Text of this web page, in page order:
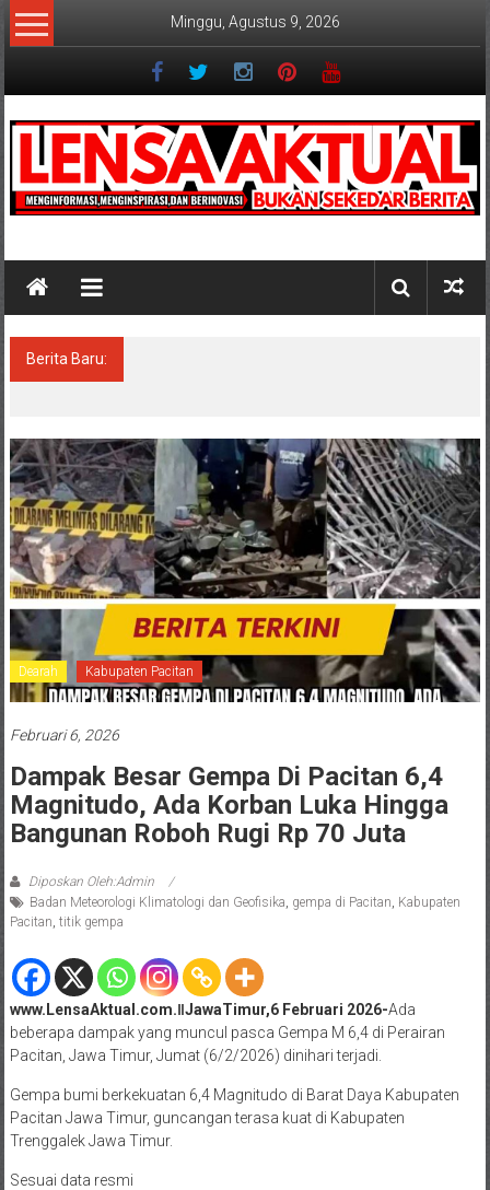
Lompat
ke
Minggu, Agustus 9, 2026
Berita Baru:
Dearah Kabupaten Pacitan
Februari 6, 2026
Dampak Besar Gempa Di Pacitan 6,4
Magnitudo, Ada Korban Luka Hingga
Bangunan Roboh Rugi Rp 70 Juta
Diposkan Oleh:Admin
Badan Meteorologi Klimatologi dan Geofisika gempa di Pacitan Kabupaten
Pacitan titik gempa
www.LensaAktual.com.ǁJawaTimur,6 Februari 2026-Ada
beberapa dampak yang muncul pasca Gempa M 6,4 di Perairan
Pacitan, Jawa Timur, Jumat (6/2/2026) dinihari terjadi.
Gempa bumi berkekuatan 6,4 Magnitudo di Barat Daya Kabupaten
Pacitan Jawa Timur, guncangan terasa kuat di Kabupaten
Trenggalek Jawa Timur.
Sesuai data resmi